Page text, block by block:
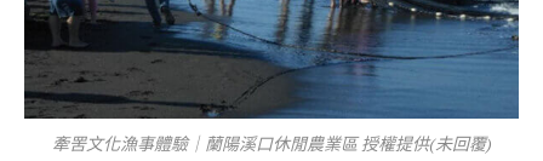
牽罟文化漁事體驗｜蘭陽溪口休閒農業區 授權提供(未回覆)